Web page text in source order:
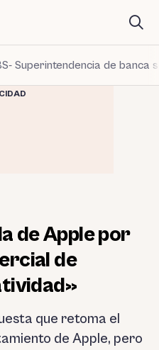
Superintendencia de banca
de Apple por
de
que retoma el
de Apple, pero